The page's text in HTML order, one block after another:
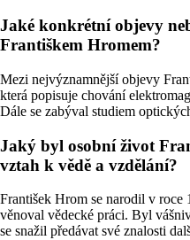
Jaké konkrétní objevy
Františkem Hromem?
Mezi nejvýznamnější objevy
která popisuje chování
Dále se zabýval studiem
Jaký byl osobní život
vztah k vědě a vzdělání?
František Hrom se narodil v
věnoval vědecké práci. Byl
se snažil předávat své znalosti